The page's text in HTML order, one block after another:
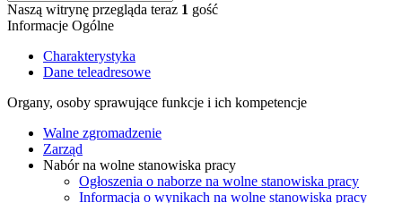
Naszą witrynę przegląda teraz 1 gość
Informacje Ogólne
Charakterystyka
Dane teleadresowe
Organy, osoby sprawujące funkcje i ich kompetencje
Walne zgromadzenie
Zarząd
Nabór na wolne stanowiska pracy
Ogłoszenia o naborze na wolne stanowiska pracy
Informacja o wynikach na wolne stanowiska pracy